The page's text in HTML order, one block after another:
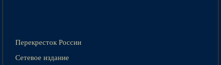
Перекресток России
Сетевое издание